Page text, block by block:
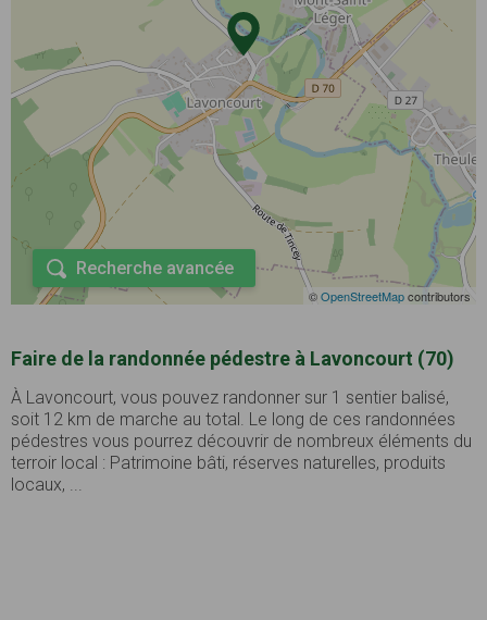
©OpenStreetMapcontributors
Recherche avancée
Faire de la randonnée pédestre à Lavoncourt (70)
À Lavoncourt, vous pouvez randonner sur 1 sentier balisé,
soit 12 km de marche au total. Le long de ces randonnées
pédestres vous pourrez découvrir de nombreux éléments du
terroir local : Patrimoine bâti, réserves naturelles, produits
locaux, ...